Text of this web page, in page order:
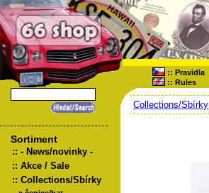
:: Pravidla
:: Rules
Sortiment
:: - News/novinky -
:: Akce / Sale
:: Collections/Sbírky
Collections/Sbírky